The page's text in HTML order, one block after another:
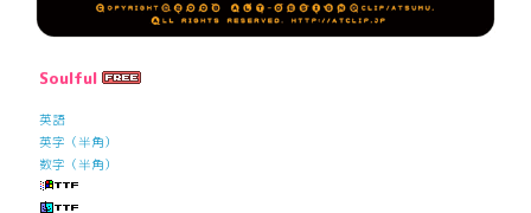
Soulful
英語
英字（半角）
数字（半角）